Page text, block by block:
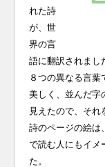
れた詩
が、世
界の言
語に翻訳されまし
８つの異なる言
美しく、並んだ字
見えたので、それ
詩のページの絵は
で読む人にもイメ
た。